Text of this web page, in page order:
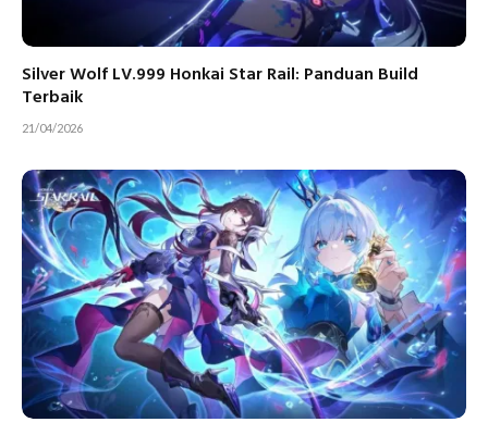
Silver Wolf LV.999 Honkai Star Rail: Panduan Build
Terbaik
21/04/2026